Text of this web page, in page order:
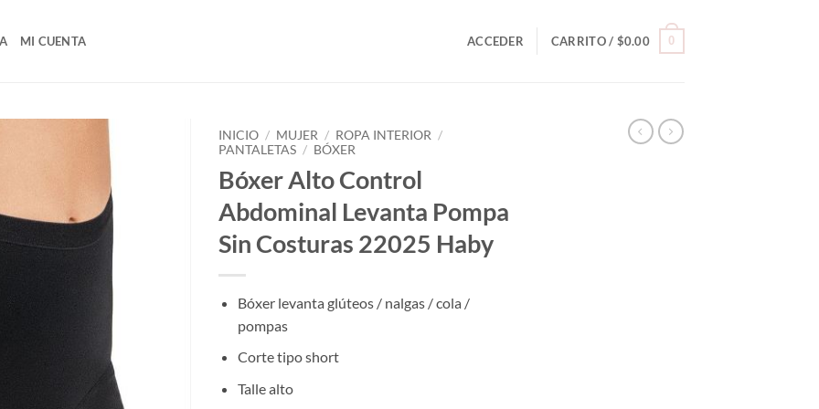
MI CUENTA ACCEDER CARRITO / $0.00 0
INICIO / MUJER / ROPA INTERIOR /
PANTALETAS / BÓXER
Bóxer Alto Control
Abdominal Levanta Pompa
Sin Costuras 22025 Haby
Bóxer levanta glúteos / nalgas / cola /
pompas
Corte tipo short
Talle alto